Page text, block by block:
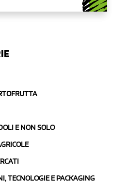
E NON SOLO
TECNOLOGIE E PACKAGING